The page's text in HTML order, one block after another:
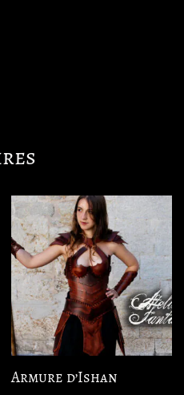
Armure d’Ishan